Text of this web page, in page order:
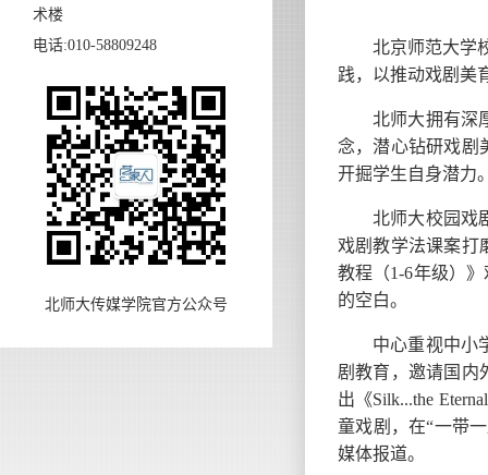
术楼
电话:010-58809248
北师大传媒学院官方公众号
北京师范大学
践，以推动戏剧美
北师大拥有深
念，潜心钻研戏剧
开掘学生自身潜力
北师大校园戏
戏剧教学法课案打
教程（1-6年级）
的空白。
中心重视中小
剧教育，邀请国内
出《Silk...the
童戏剧，在“一带
媒体报道。